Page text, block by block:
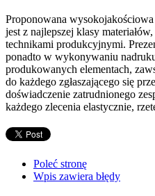
Proponowana
jest z najlepszej klasy
technikami produkcyjnymi.
ponadto w wykonywaniu
produkowanych elementach,
do każdego zgłaszającego się
doświadczenie zatrudnionego
każdego zlecenia elastycznie,
Poleć stronę
Wpis zawiera błędy